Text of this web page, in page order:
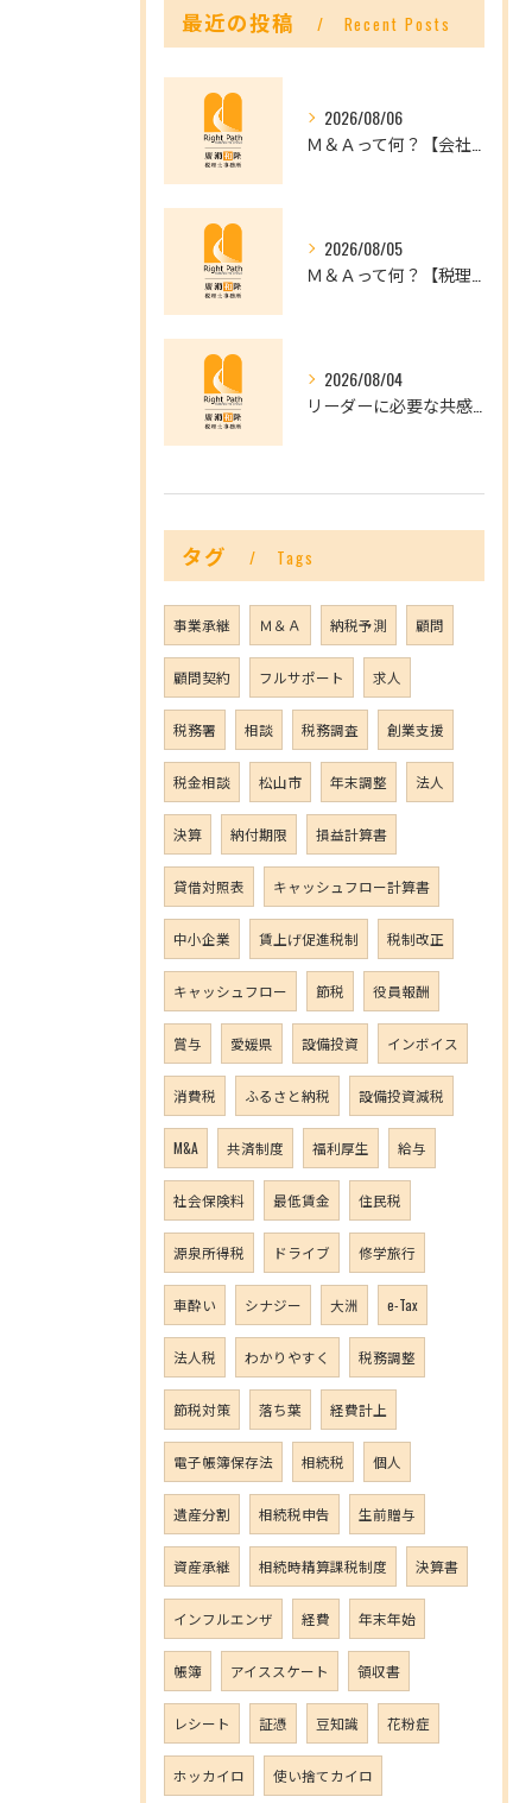
最近の投稿 Recent Posts
2026/08/06
2026/08/05
2026/08/04
タグ Tags
事業承継 Ｍ＆Ａ 納税予測 顧問
顧問契約 フルサポート 求人
税務署 相談 税務調査 創業支援
税金相談 松山市 年末調整 法人
決算 納付期限 損益計算書
貸借対照表 キャッシュフロー計算書
中小企業 賃上げ促進税制 税制改正
キャッシュフロー 節税 役員報酬
賞与 愛媛県 設備投資 インボイス
消費税 ふるさと納税 設備投資減税
M&A 共済制度 福利厚生 給与
社会保険料 最低賃金 住民税
源泉所得税 ドライブ 修学旅行
車酔い シナジー 大洲 e-Tax
法人税 わかりやすく 税務調整
節税対策 落ち葉 経費計上
電子帳簿保存法 相続税 個人
遺産分割 相続税申告 生前贈与
資産承継 相続時精算課税制度 決算書
インフルエンザ 経費 年末年始
帳簿 アイススケート 領収書
レシート 証憑 豆知識 花粉症
ホッカイロ 使い捨てカイロ